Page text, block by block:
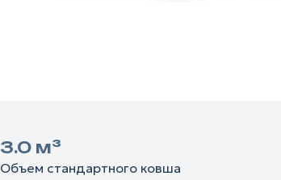
3.0 м³
Объем стандартного ковша